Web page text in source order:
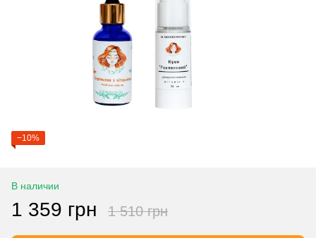
−10%
В наличии
1 359 грн 1 510 грн